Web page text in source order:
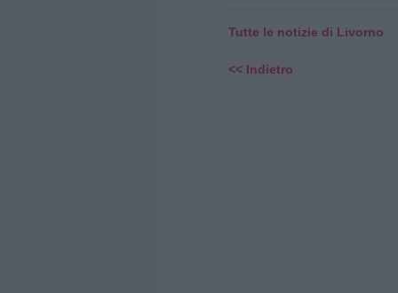
Tutte le notizie di Livorno
<< Indietro